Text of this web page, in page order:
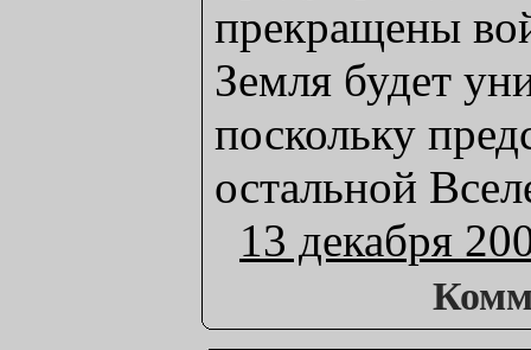
прекращены
Земля будет
поскольку
остальной
13 декабря